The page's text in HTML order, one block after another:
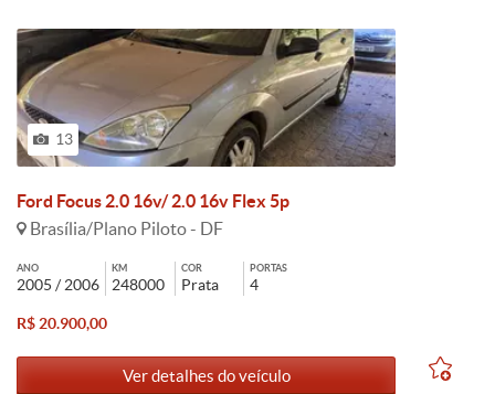
13
Ford Focus 2.0 16v/ 2.0 16v Flex 5p
Brasília/Plano Piloto - DF
ANO
2005 / 2006
KM
248000
COR
Prata
PORTAS
4
R$ 20.900,00
Ver detalhes do veículo